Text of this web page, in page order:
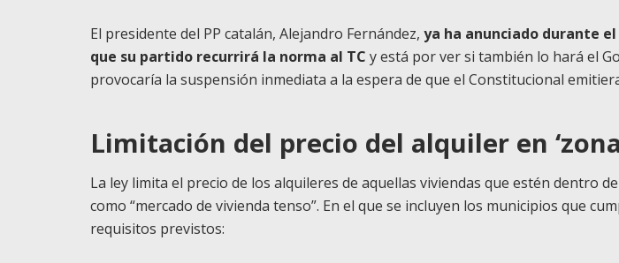
El presidente del PP catalán, Alejandro Fernández, ya ha anunciado durante
que su partido recurrirá la norma al TC y está por ver si también lo hará el
provocaría la suspensión inmediata a la espera de que el Constitucional
Limitación del precio del alquiler en
La ley limita el precio de los alquileres de aquellas viviendas que estén dentro
como “mercado de vivienda tenso”. En el que se incluyen los municipios que
requisitos previstos: